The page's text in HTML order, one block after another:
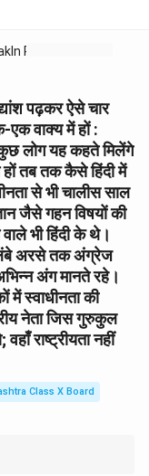
Prshn Nirm...
पढ़कर ऐसे चार
एक वाक्य में हों :
लोग यह कहते मिलेंगे
तब तक कैसे हिंदी में
से भी चालीस साल
जैसे गहन विषयों की
भी हिंदी के थे।
लंबे अरसे तक अंग्रेज
अंग मानते रहे।
स्वाधीनता की
नेता जिस गुरुकुल
राष्ट्रीयता नहीं
Class X Board